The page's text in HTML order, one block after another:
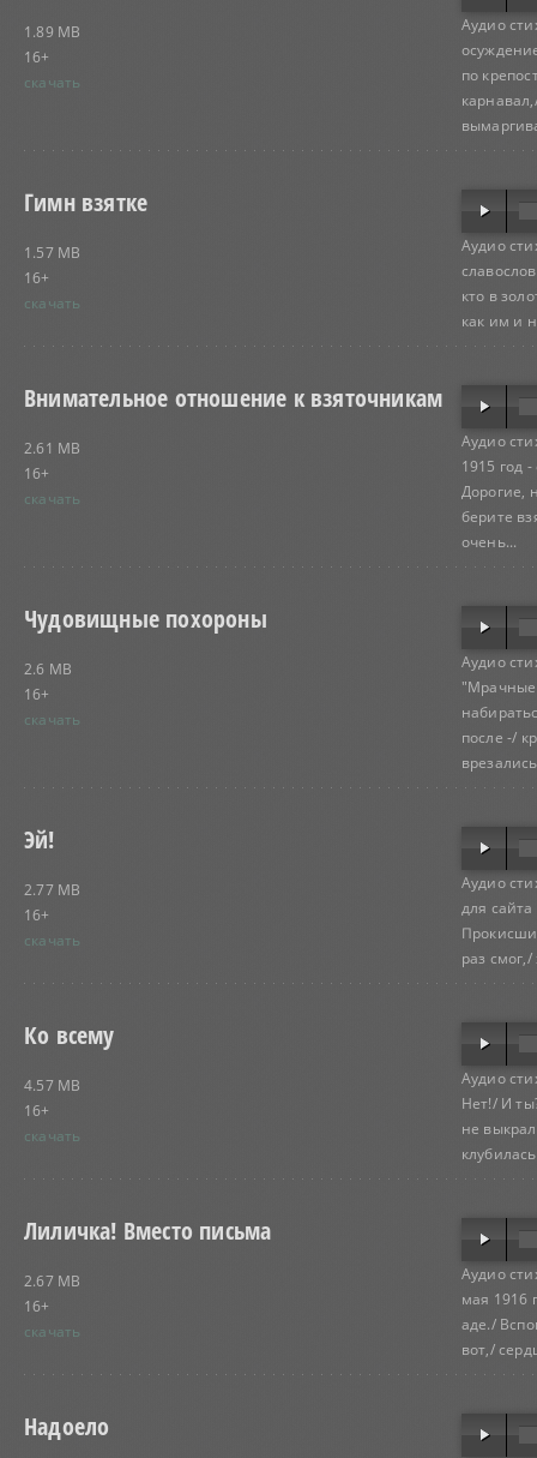
1.89 MB
16+
скачать
Аудио
по
Гимн взятке
1.57 MB
16+
скачать
Аудио
кто в
как им и
Внимательное отношение к взяточникам
2.61 MB
16+
скачать
Аудио
1915 год
Дорогие,
берите
очень...
Чудовищные похороны
2.6 MB
16+
скачать
Аудио
"Мрачные
после -/
Эй!
2.77 MB
16+
скачать
Аудио
для
раз
Ко всему
4.57 MB
16+
скачать
Аудио
Нет!/ И
не
Лиличка! Вместо письма
2.67 MB
16+
скачать
Аудио
мая 1916
аде./
вот,/
Надоело